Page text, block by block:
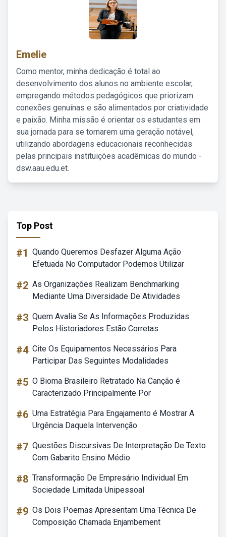
Emelie
Como mentor, minha dedicação é total ao
desenvolvimento dos alunos no ambiente escolar,
empregando métodos pedagógicos que priorizam
conexões genuínas e são alimentados por criatividade
e paixão. Minha missão é orientar os estudantes em
sua jornada para se tornarem uma geração notável,
utilizando abordagens educacionais reconhecidas
pelas principais instituições acadêmicas do mundo -
dsw.aau.edu.et.
Top Post
#1 Quando Queremos Desfazer Alguma Ação
Efetuada No Computador Podemos Utilizar
#2 As Organizações Realizam Benchmarking
Mediante Uma Diversidade De Atividades
#3 Quem Avalia Se As Informações Produzidas
Pelos Historiadores Estão Corretas
#4 Cite Os Equipamentos Necessários Para
Participar Das Seguintes Modalidades
#5 O Bioma Brasileiro Retratado Na Canção é
Caracterizado Principalmente Por
#6 Uma Estratégia Para Engajamento é Mostrar A
Urgência Daquela Intervenção
#7 Questões Discursivas De Interpretação De Texto
Com Gabarito Ensino Médio
#8 Transformação De Empresário Individual Em
Sociedade Limitada Unipessoal
#9 Os Dois Poemas Apresentam Uma Técnica De
Composição Chamada Enjambement